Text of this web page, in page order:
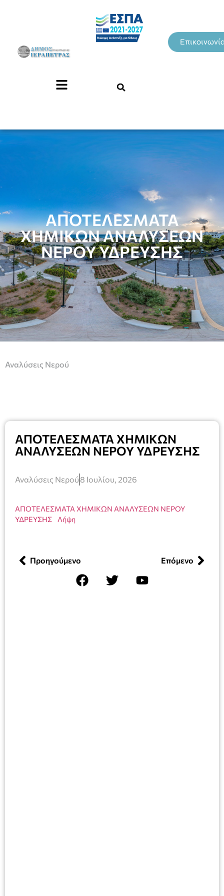
ΑΠΟΤΕΛΕΣΜΑΤΑ
ΧΗΜΙΚΩΝ ΑΝΑΛΥΣΕΩΝ
ΝΕΡΟΥ ΥΔΡΕΥΣΗΣ
Αναλύσεις Νερού
ΑΠΟΤΕΛΕΣΜΑΤΑ ΧΗΜΙΚΩΝ
ΑΝΑΛΥΣΕΩΝ ΝΕΡΟΥ ΥΔΡΕΥΣΗΣ
Αναλύσεις Νερού 8 Ιουλίου, 2026
ΑΠΟΤΕΛΕΣΜΑΤΑ ΧΗΜΙΚΩΝ ΑΝΑΛΥΣΕΩΝ ΝΕΡΟΥ
ΥΔΡΕΥΣΗΣ
Λήψη
Προηγούμενο Επόμενο